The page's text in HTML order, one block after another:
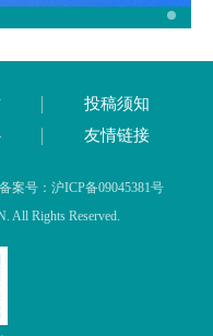
投稿须知
友情链接
案号：沪ICP备09045381号
All Rights Reserved.